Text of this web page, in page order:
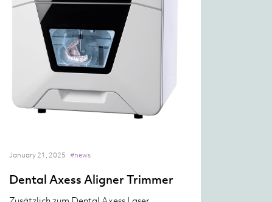
January 21, 2025 #news
Dental Axess Aligner Trimmer